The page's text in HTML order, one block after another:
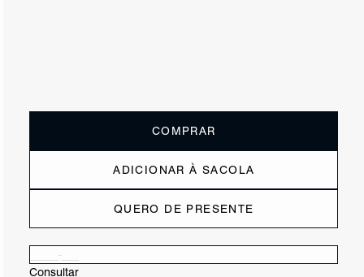
COMPRAR
ADICIONAR À SACOLA
QUERO DE PRESENTE
Consultar